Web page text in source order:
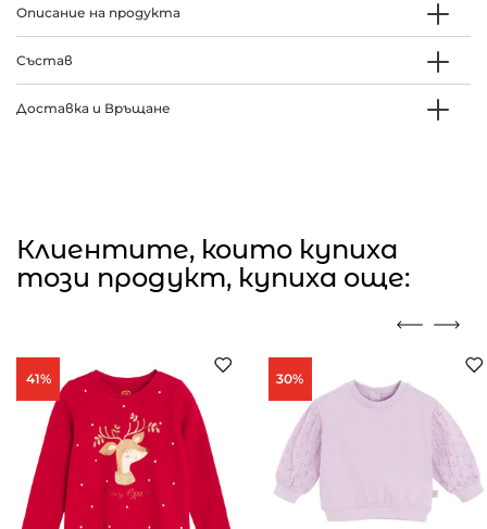
Описание на продукта
Състав
Доставка и Връщане
Клиентите, които купиха
този продукт, купиха още:
41% 30%